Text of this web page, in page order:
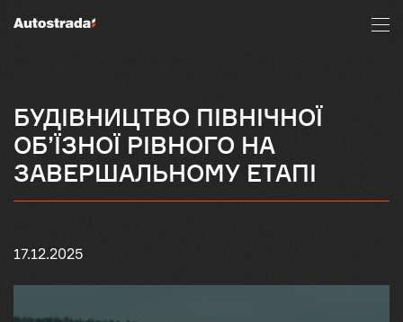
БУДІВНИЦТВО ПІВНІЧНОЇ
ОБ’ЇЗНОЇ РІВНОГО НА
ЗАВЕРШАЛЬНОМУ ЕТАПІ
17.12.2025